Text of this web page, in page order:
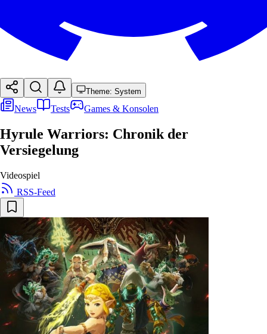
Theme: System
News Tests Games & Konsolen
Hyrule Warriors: Chronik der
Versiegelung
Videospiel
RSS-Feed